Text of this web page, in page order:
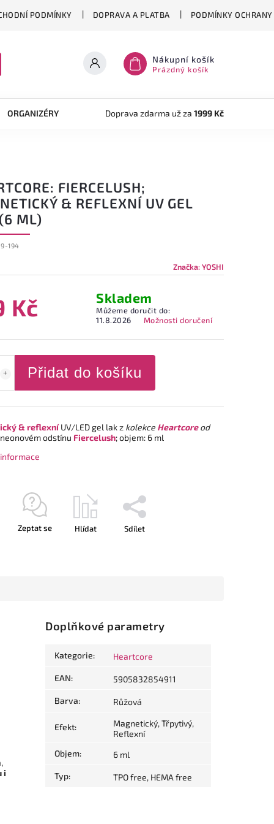
PODMÍNKY DOPRAVA A PLATBA PODMÍNKY
Nákupní košík
Prázdný košík
ORGANIZÉRY TVOŘENÍ AKRYLOVÝ SYSTÉM
Doprava zdarma už za 1999 Kč
FIERCELUSH;
& REFLEXNÍ UV GEL
ML)
194
Značka:YOSHI
Kč Skladem
Můžeme doručit do:
11.8.2026
Možnosti doručení
Přidat do košíku
& reflexníUV/LED gel lak z kolekceHeartcoreod
odstínu Fiercelush; objem: 6 ml
Zeptat se Hlídat Sdílet
i
Doplňkové parametry
Kategorie: Heartcore
EAN: 5905832854911
Barva: Růžová
Efekt:
Magnetický, Třpytivý,
Reflexní
Objem: 6 ml
Typ: TPO free, HEMA free